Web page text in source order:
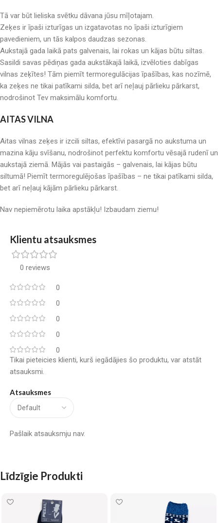
Tā var būt lieliska svētku dāvana jūsu mīļotajam.
Zeķes ir īpaši izturīgas un izgatavotas no īpaši izturīgiem
pavedieniem, un tās kalpos daudzas sezonas.
Aukstajā gada laikā pats galvenais, lai rokas un kājas būtu siltas.
Sasildi savas pēdiņas gada aukstākajā laikā, izvēloties dabīgas
vilnas zeķītes! Tām piemīt termoregulācijas īpašības, kas nozīmē,
ka zeķes ne tikai patīkami silda, bet arī neļauj pārlieku pārkarst,
nodrošinot Tev maksimālu komfortu.
AITAS VILNA
Aitas vilnas zeķes ir izcili siltas, efektīvi pasargā no aukstuma un
mazina kāju svīšanu, nodrošinot perfektu komfortu vēsajā rudenī un
aukstajā ziemā. Mājās vai pastaigās – galvenais, lai kājas būtu
siltumā! Piemīt termoregulējošas īpašības – ne tikai patīkami silda,
bet arī neļauj kājām pārlieku pārkarst.
Nav nepiemērotu laika apstākļu! Izbaudam ziemu!
Klientu atsauksmes
0 reviews
0
0
0
0
0
Atsauksmes
Pašlaik atsauksmju nav.
Tikai pieteicies klienti, kurš iegādājies šo produktu, var atstāt
atsauksmi.
Līdzīgie Produkti